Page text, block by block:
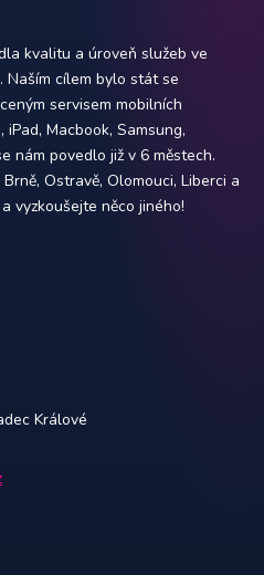
kvalitu a úroveň služeb ve
Naším cílem bylo stát se
servisem mobilních
Macbook, Samsung,
nám povedlo již v 6 městech.
Ostravě, Olomouci, Liberci a
vyzkoušejte něco jiného!
Králové